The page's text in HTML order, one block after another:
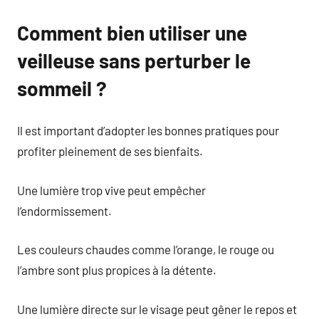
Comment bien utiliser une
veilleuse sans perturber le
sommeil ?
Il est important d’adopter les bonnes pratiques pour
profiter pleinement de ses bienfaits.
Une lumière trop vive peut empêcher
l’endormissement.
Les couleurs chaudes comme l’orange, le rouge ou
l’ambre sont plus propices à la détente.
Une lumière directe sur le visage peut gêner le repos et